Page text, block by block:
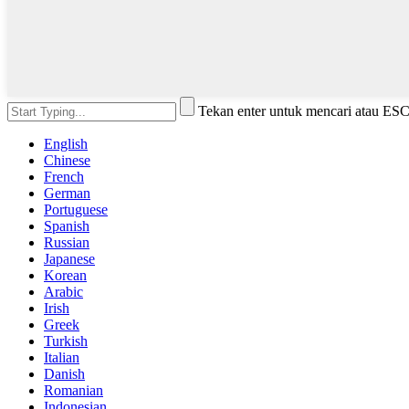
Tekan enter untuk mencari atau
English
Chinese
French
German
Portuguese
Spanish
Russian
Japanese
Korean
Arabic
Irish
Greek
Turkish
Italian
Danish
Romanian